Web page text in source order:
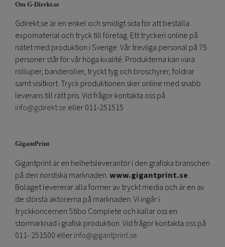
Om G-Direkt.se
Gdirekt.se är en enkel och smidigt sida för att beställa
expomaterial och tryck till företag. Ett tryckeri online på
nätet med produktion i Sverige. Vår trevliga personal på 75
personer står för vår höga kvalité. Produkterna kan vara
rolluper, banderoller, tryckt tyg och broschyrer, foldrar
samt visitkort. Tryck produktionen sker online med snabb
leverans till rätt pris. Vid frågor kontakta oss på
info@gdirekt.se eller 011-251515
GigantPrint
Gigantprint är en helhetsleverantör i den grafiska branschen
på den nordiska marknaden.www.gigantprint.se.
Bolaget levererar alla former av tryckt media och är en av
de största aktörerna på marknaden. Vi ingår i
tryckkoncernen Stibo Complete och kallar oss en
stormarknad i grafisk produktion. Vid frågor kontakta oss på
011- 251500 ellerinfo@gigantprint.se